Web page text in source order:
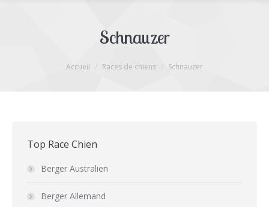
Schnauzer
Accueil Races de chiens Schnauzer
Top Race Chien
Berger Australien
Berger Allemand